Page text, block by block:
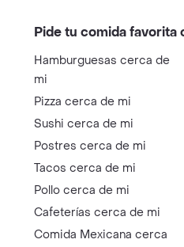
Pide tu comida favorita
Hamburguesas cerca de
mi
Pizza cerca de mi
Sushi cerca de mi
Postres cerca de mi
Tacos cerca de mi
Pollo cerca de mi
Cafeterías cerca de mi
Comida Mexicana cerca